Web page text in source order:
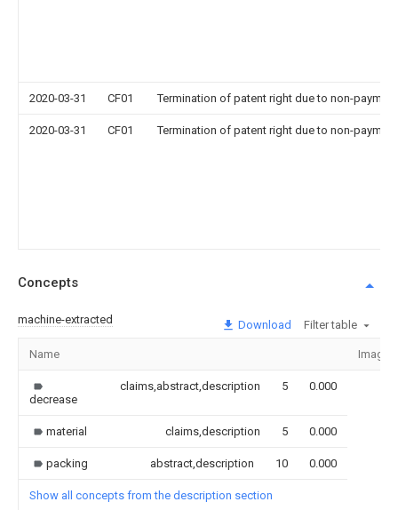
2020-03-31 CF01 Termination of patent right due to non-
2020-03-31 CF01 Termination of patent right due to non-
Concepts
machine-extracted Download Filter table
Name Image
decrease
claims,abstract,description 5 0.000
material claims,description 5 0.000
packing abstract,description 10 0.000
Show all concepts from the description section